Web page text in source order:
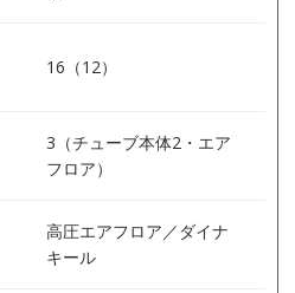
16（12）
3（チューブ本体2・エア
フロア）
高圧エアフロア／ダイナ
キール